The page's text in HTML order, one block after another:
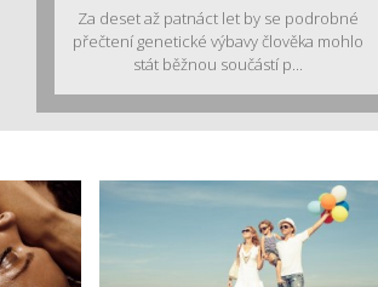
Za deset až patnáct let by se podrobné
přečtení genetické výbavy člověka mohlo
stát běžnou součástí p...